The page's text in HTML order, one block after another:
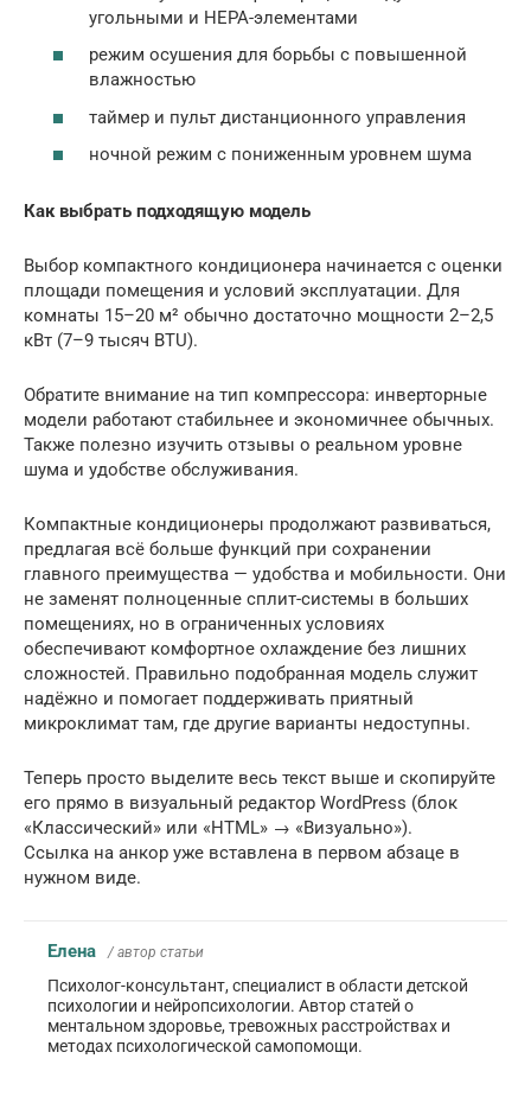
угольными и HEPA-элементами
режим осушения для борьбы с повышенной
влажностью
таймер и пульт дистанционного управления
ночной режим с пониженным уровнем шума
Как выбрать подходящую модель
Выбор компактного кондиционера начинается с оценки
площади помещения и условий эксплуатации. Для
комнаты 15–20 м² обычно достаточно мощности 2–2,5
кВт (7–9 тысяч BTU).
Обратите внимание на тип компрессора: инверторные
модели работают стабильнее и экономичнее обычных.
Также полезно изучить отзывы о реальном уровне
шума и удобстве обслуживания.
Компактные кондиционеры продолжают развиваться,
предлагая всё больше функций при сохранении
главного преимущества — удобства и мобильности. Они
не заменят полноценные сплит-системы в больших
помещениях, но в ограниченных условиях
обеспечивают комфортное охлаждение без лишних
сложностей. Правильно подобранная модель служит
надёжно и помогает поддерживать приятный
микроклимат там, где другие варианты недоступны.
Теперь просто выделите весь текст выше и скопируйте
его прямо в визуальный редактор WordPress (блок
«Классический» или «HTML» → «Визуально»).
Ссылка на анкор уже вставлена в первом абзаце в
нужном виде.
Елена / автор статьи
Психолог-консультант, специалист в области детской
психологии и нейропсихологии. Автор статей о
ментальном здоровье, тревожных расстройствах и
методах психологической самопомощи.